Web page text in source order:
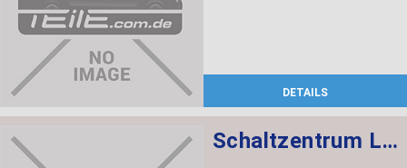
DETAILS
Schaltzentrum Lenksäule